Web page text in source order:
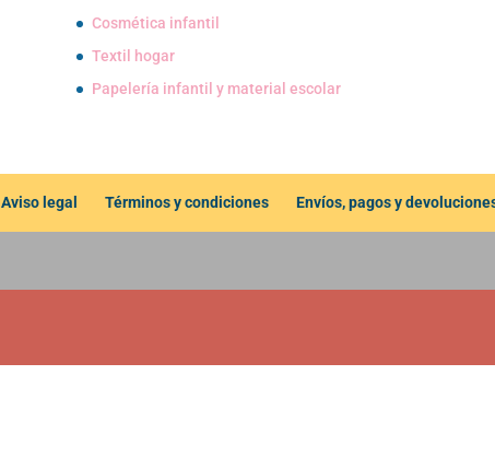
Cosmética infantil
Textil hogar
Papelería infantil y material escolar
Aviso legal Términos y condiciones Envíos, pagos y